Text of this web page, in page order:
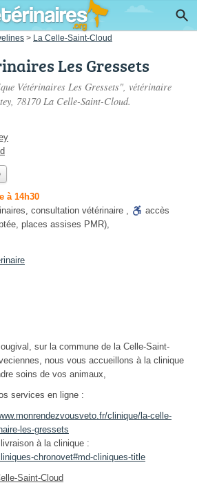
> La Celle-Saint-Cloud
Les Gressets
Vétérinaires Les Gressets", vétérinaire
, 78170 La Celle-Saint-Cloud.
à 14h30
, consultation vétérinaire ,
accès
places assises PMR),
sur la commune de la Celle-Saint-
nous vous accueillons à la clinique
soins de vos animaux,
services en ligne :
clinique/la-celle-
les-gressets
à la clinique :
chronovet#md-cliniques-title
Saint-Cloud